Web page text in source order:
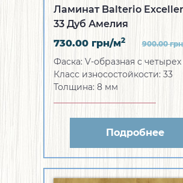
Ламинат Balterio
33 Дуб Амелия
730.00 грн/м2 900.00
Фаска: V-образная с
Класс износостойкости: 33
Толщина: 8 мм
Подробнее